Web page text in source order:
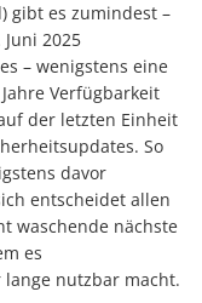
gibt es zumindest –
2025
– wenigstens eine
Verfügbarkeit
der letzten Einheit
So
davor
entscheidet allen
waschende nächste
es
nutzbar macht.